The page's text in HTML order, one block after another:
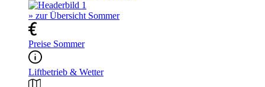
» zur Übersicht Sommer
Preise Sommer
Liftbetrieb & Wetter